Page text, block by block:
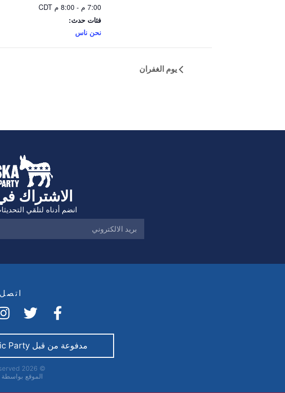
7:00 م - 8:00 م
CDT
فئات حدث:
نحن ناس
يوم الغفران
الاشتراك
انضم أدناه لتلقي
مدفوعة من قبل Nebraska Democratic Party
© 2026 All rights reserved.
الموقع بواسطة